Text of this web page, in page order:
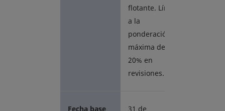
flotante. Límite
a la
ponderación
máxima de
20% en
revisiones.
Fecha base 31 de